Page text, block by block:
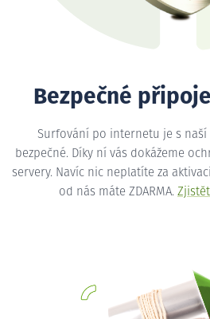
Bezpečné
Surfování po internetu je s
bezpečné. Díky ní vás dokážeme
servery. Navíc nic neplatíte za
od nás máte ZDARMA.